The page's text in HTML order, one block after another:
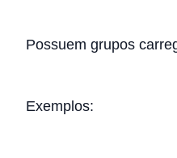
Possuem grupos
Exemplos: